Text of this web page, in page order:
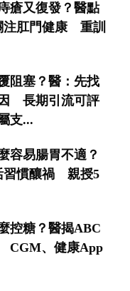
瘡又復發？醫點
注肛門健康 重訓
阻塞？醫：先找
長期引流可評
支...
容易腸胃不適？
習慣釀禍 親授5
控糖？醫揭ABC
CGM、健康App